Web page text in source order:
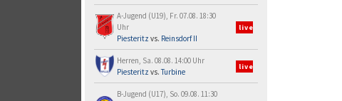
A-Jugend (U19), Fr. 07.08. 18:30
Uhr
Piesteritz vs. Reinsdorf II
live
Herren, Sa. 08.08. 14:00 Uhr
Piesteritz vs.Turbine
live
B-Jugend (U17), So. 09.08. 11:30